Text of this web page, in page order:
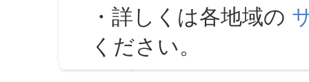
・詳しくは各地域の
ください。